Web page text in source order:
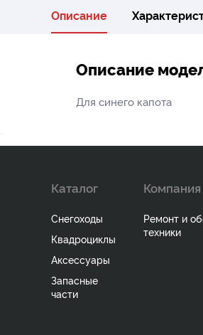
Описание
Описание
Для синего капота
Каталог
Снегоходы
Квадроциклы
Аксессуары
Запасные
части
Компания
Ремонт и
техники